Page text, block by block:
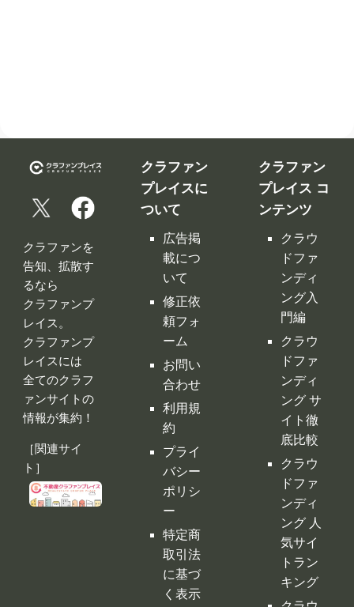
クラファンを
告知、拡散す
クラファンプ
レイス。
クラファンプ
レイスには
全てのクラフ
ァンサイトの
情報が集約！
［関連サイ
ト］
プレイスに
ついて
広告掲
載につ
いて
修正依
頼フォ
ーム
お問い
合わせ
利用規
約
プライ
バシー
ポリシ
ー
特定商
取引法
に基づ
く表示
運営会
社
プレイス コ
ンテンツ
クラウ
ドファ
ンディ
ング入
門編
クラウ
ドファ
ンディ
ング サ
イト徹
底比較
クラウ
ドファ
ンディ
ング 人
気サイ
トラン
キング
クラウ
ドファ
ンディ